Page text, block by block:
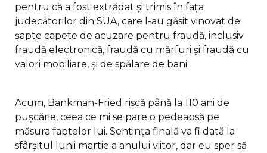
pentru că a fost extrădat și trimis în fața
judecătorilor din SUA, care l-au găsit vinovat de
șapte capete de acuzare pentru fraudă, inclusiv
fraudă electronică, fraudă cu mărfuri și fraudă cu
valori mobiliare, și de spălare de bani.
Acum, Bankman-Fried riscă până la 110 ani de
pușcărie, ceea ce mi se pare o pedeapsă pe
măsura faptelor lui. Sentința finală va fi dată la
sfârșitul lunii martie a anului viitor, dar eu sper să